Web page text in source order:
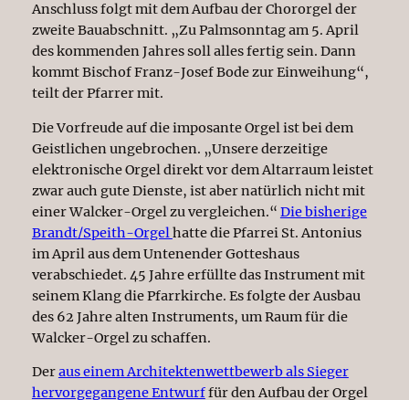
Anschluss folgt mit dem Aufbau der Chororgel der
zweite Bauabschnitt. „Zu Palmsonntag am 5. April
des kommenden Jahres soll alles fertig sein. Dann
kommt Bischof Franz-Josef Bode zur Einweihung“,
teilt der Pfarrer mit.
Die Vorfreude auf die imposante Orgel ist bei dem
Geistlichen ungebrochen. „Unsere derzeitige
elektronische Orgel direkt vor dem Altarraum leistet
zwar auch gute Dienste, ist aber natürlich nicht mit
einer Walcker-Orgel zu vergleichen.“ Die bisherige
Brandt/Speith-Orgelhatte die Pfarrei St. Antonius
im April aus dem Untenender Gotteshaus
verabschiedet. 45 Jahre erfüllte das Instrument mit
seinem Klang die Pfarrkirche. Es folgte der Ausbau
des 62 Jahre alten Instruments, um Raum für die
Walcker-Orgel zu schaffen.
Deraus einem Architektenwettbewerb als Sieger
hervorgegangene Entwurffür den Aufbau der Orgel